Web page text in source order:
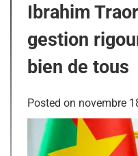
Ibrahim
gestion
bien de tous
Posted on novembre